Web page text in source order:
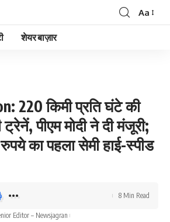
Font
Aa
शेयर बाज़ार
220 किमी प्रति घंटे की
पीएम मोदी ने दी मंजूरी;
का पहला सेमी हाई-स्पीड
Editor – Newsjagran
8 Min Read